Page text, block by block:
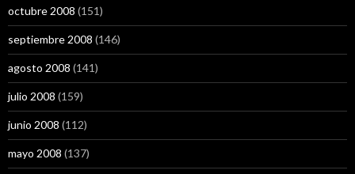
octubre 2008 (151)
septiembre 2008 (146)
agosto 2008 (141)
julio 2008 (159)
junio 2008 (112)
mayo 2008 (137)